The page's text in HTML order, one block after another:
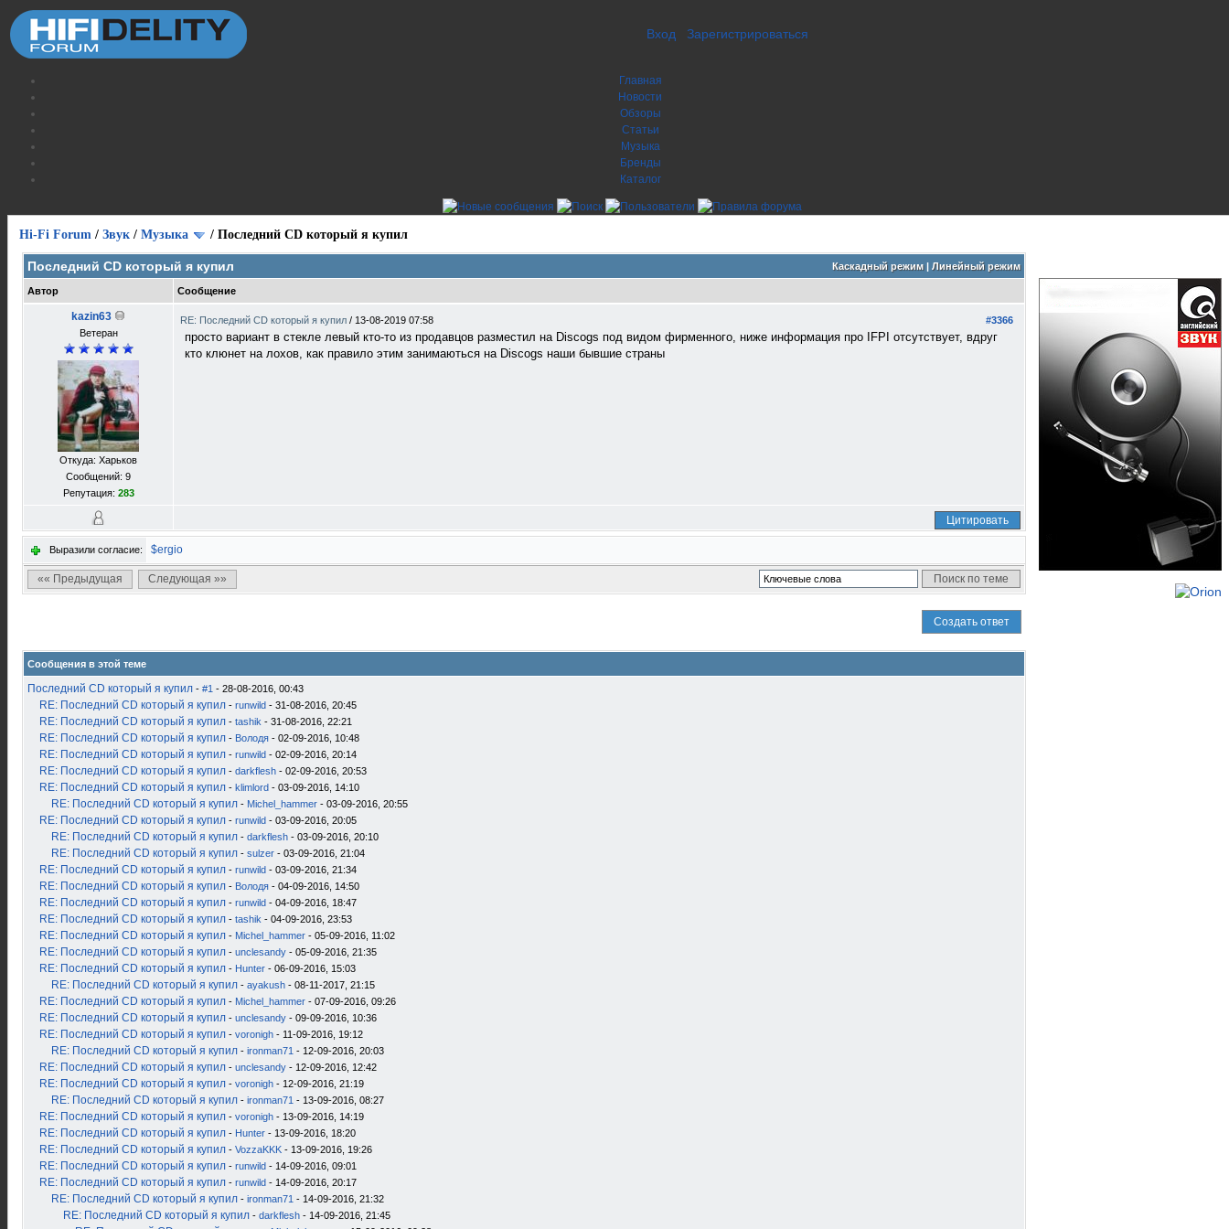
Вход Зарегистрироваться
Главная
Новости
Обзоры
Статьи
Музыка
Бренды
Каталог
Hi-Fi Forum / Звук / Музыка / Последний CD который я купил
Каскадный режим| Линейный режим
Последний CD который я купил
Автор Сообщение
kazin63
Ветеран
Откуда: Харьков
Сообщений: 9
Репутация: 283
#3366
RE: Последний CD который я купил / 13-08-2019 07:58
просто вариант в стекле левый кто-то из продавцов разместил на Discogs под видом фирменного, ниже информация про IFPI отсутствует, вдруг
кто клюнет на лохов, как правило этим занимаються на Discogs наши бывшие страны
Цитировать
Выразили согласие: $ergio
«« Предыдущая Следующая »»
Создать ответ
Сообщения в этой теме
Последний CD который я купил - #1 - 28-08-2016, 00:43
RE: Последний CD который я купил - runwild - 31-08-2016, 20:45
RE: Последний CD который я купил - tashik - 31-08-2016, 22:21
RE: Последний CD который я купил - Володя - 02-09-2016, 10:48
RE: Последний CD который я купил - runwild - 02-09-2016, 20:14
RE: Последний CD который я купил - darkflesh - 02-09-2016, 20:53
RE: Последний CD который я купил - klimlord - 03-09-2016, 14:10
RE: Последний CD который я купил - Michel_hammer - 03-09-2016, 20:55
RE: Последний CD который я купил - runwild - 03-09-2016, 20:05
RE: Последний CD который я купил - darkflesh - 03-09-2016, 20:10
RE: Последний CD который я купил - sulzer - 03-09-2016, 21:04
RE: Последний CD который я купил - runwild - 03-09-2016, 21:34
RE: Последний CD который я купил - Володя - 04-09-2016, 14:50
RE: Последний CD который я купил - runwild - 04-09-2016, 18:47
RE: Последний CD который я купил - tashik - 04-09-2016, 23:53
RE: Последний CD который я купил - Michel_hammer - 05-09-2016, 11:02
RE: Последний CD который я купил - unclesandy - 05-09-2016, 21:35
RE: Последний CD который я купил - Hunter - 06-09-2016, 15:03
RE: Последний CD который я купил - ayakush - 08-11-2017, 21:15
RE: Последний CD который я купил - Michel_hammer - 07-09-2016, 09:26
RE: Последний CD который я купил - unclesandy - 09-09-2016, 10:36
RE: Последний CD который я купил - voronigh - 11-09-2016, 19:12
RE: Последний CD который я купил - ironman71 - 12-09-2016, 20:03
RE: Последний CD который я купил - unclesandy - 12-09-2016, 12:42
RE: Последний CD который я купил - voronigh - 12-09-2016, 21:19
RE: Последний CD который я купил - ironman71 - 13-09-2016, 08:27
RE: Последний CD который я купил - voronigh - 13-09-2016, 14:19
RE: Последний CD который я купил - Hunter - 13-09-2016, 18:20
RE: Последний CD который я купил - VozzaKKK - 13-09-2016, 19:26
RE: Последний CD который я купил - runwild - 14-09-2016, 09:01
RE: Последний CD который я купил - runwild - 14-09-2016, 20:17
RE: Последний CD который я купил - ironman71 - 14-09-2016, 21:32
RE: Последний CD который я купил - darkflesh - 14-09-2016, 21:45